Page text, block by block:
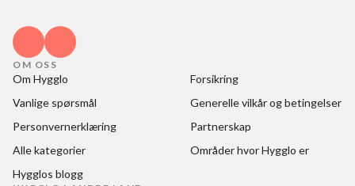
OM OSS
Om Hygglo
Forsikring
Vanlige spørsmål
Generelle vilkår og betingelser
Personvernerklæring
Partnerskap
Alle kategorier
Områder hvor Hygglo er
Hygglos blogg